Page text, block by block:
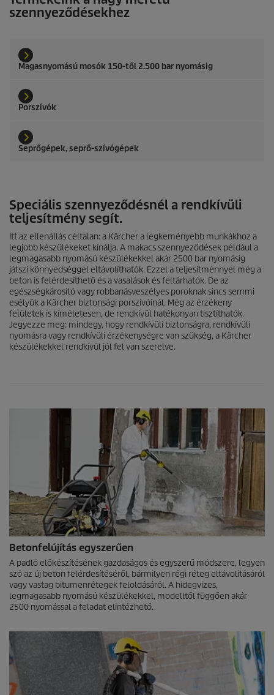
szennyeződésekhez
Magasnyomású mosók 150-től 2.500 bar nyomásig
Porszívók
Seprőgépek, seprő-szívógépek
Speciális szennyeződésnél a rendkívüli
teljesítmény segít.
Itt az ellenállás céltalan: a Kärcher a legkeményebb munkákhoz a
legjobb készülékeket kínálja. A makacs szennyeződések például a
legmagasabb nyomású készülékekkel akár 2500 bar nyomásig
játszi könnyedséggel eltávolíthatók. Ezzel a teljesítménnyel még a
beton is felérdesíthető és a vasalások és feltárhatók. De az
egészségkárosító vagy robbanásveszélyes poroknak sincs semmi
esélyük a Kärcher biztonsági porszívóinál. Még az érzékeny
felületek is kíméletesen, de rendkívül hatékonyan tisztíthatók.
Jegyezze meg: mindegy, hogy rendkívüli biztonságra, rendkívüli
nyomásra vagy rendkívüli érzékenységre van szükség, a Kärcher
készülékekkel rendkívül jól fel van szerelve.
Betonfelújítás egyszerűen
A padló előkészítésének gazdaságos és egyszerű módszere, legyen
szó az új beton felérdesítéséről, bármilyen régi réteg eltávolításáról
vagy vastag bitumenrétegek feloldásáról. A hidegvizes,
legmagasabb nyomású készülékekkel, modelltől függően akár
2500 nyomással a feladat elintézhető.